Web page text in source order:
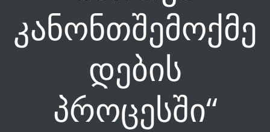
კანონთშემოქმე
დების
პროცესში“